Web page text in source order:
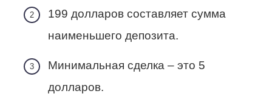
199 долларов составляет сумма
наименьшего депозита.
Минимальная сделка – это 5
долларов.